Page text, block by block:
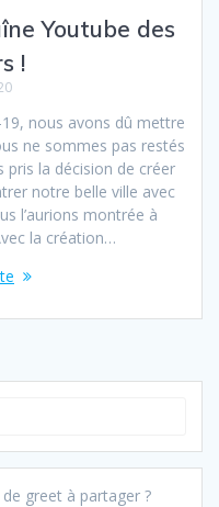
Youtube des
!
nous avons dû mettre
ne sommes pas restés
la décision de créer
notre belle ville avec
l’aurions montrée à
la création…
greet à partager ?